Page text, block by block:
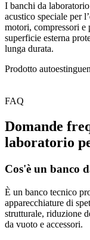
I banchi da
acustico speciale per
motori, compressori e
superficie esterna
lunga durata.
Prodotto
FAQ
Domande
laboratorio
Cos'è un banco
È un banco tecnico
apparecchiature di
strutturale, riduzione
da vuoto e accessori.